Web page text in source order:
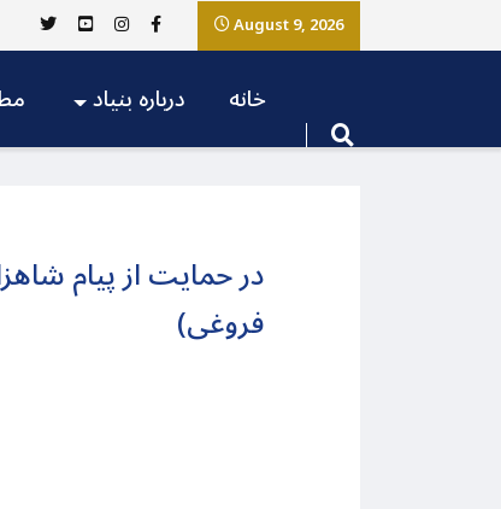
August 9, 2026
درباره بنیاد خانه
در حمایت از پیام
فروغی)